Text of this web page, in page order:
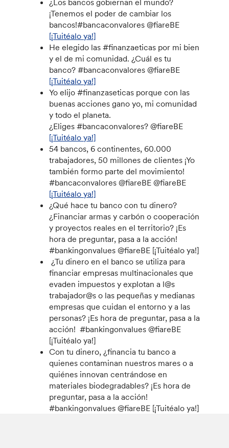
¡Tenemos el poder de cambiar los
bancos!#bancaconvalores @fiareBE
[¡Tuitéalo ya!]
He elegido las #finanzaeticas por mi bien
y el de mi comunidad. ¿Cuál es tu
banco? #bancaconvalores @fiareBE
[¡Tuitéalo ya!]
Yo elijo #finanzaseticas porque con las
buenas acciones gano yo, mi comunidad
y todo el planeta.
¿Eliges #bancaconvalores? @fiareBE
[¡Tuitéalo ya!]
54 bancos, 6 continentes, 60.000
trabajadores, 50 millones de clientes ¡Yo
también formo parte del movimiento!
#bancaconvalores @fiareBE @fiareBE
[¡Tuitéalo ya!]
¿Qué hace tu banco con tu dinero?
¿Financiar armas y carbón o cooperación
y proyectos reales en el territorio? ¡Es
hora de preguntar, pasa a la acción!
#bankingonvalues @fiareBE [¡Tuitéalo ya!]
¿Tu dinero en el banco se utiliza para
financiar empresas multinacionales que
evaden impuestos y explotan a l@s
trabajador@s o las pequeñas y medianas
empresas que cuidan el entorno y a las
personas? ¡Es hora de preguntar, pasa a la
acción! #bankingonvalues @fiareBE
[¡Tuitéalo ya!]
Con tu dinero, ¿financia tu banco a
quienes contaminan nuestros mares o a
quiénes innovan centrándose en
materiales biodegradables? ¡Es hora de
preguntar, pasa a la acción!
#bankingonvalues @fiareBE [¡Tuitéalo ya!]